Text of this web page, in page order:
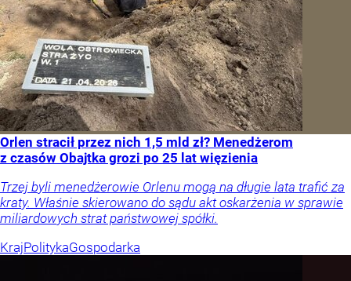
Orlen stracił przez nich 1,5 mld zł? Menedżerom
z czasów Obajtka grozi po 25 lat więzienia
Trzej byli menedżerowie Orlenu mogą na długie lata trafić za
kraty. Właśnie skierowano do sądu akt oskarżenia w sprawie
miliardowych strat państwowej spółki.
KrajPolitykaGospodarka